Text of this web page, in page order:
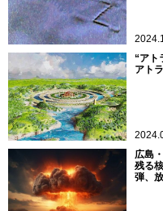
“アト
アト
広島
残る
弾、